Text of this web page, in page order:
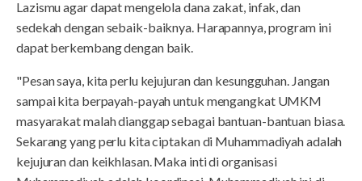
Lazismu agar dapat mengelola dana zakat, infak, dan
sedekah dengan sebaik-baiknya. Harapannya, program ini
dapat berkembang dengan baik.
"Pesan saya, kita perlu kejujuran dan kesungguhan. Jangan
sampai kita berpayah-payah untuk mengangkat UMKM
masyarakat malah dianggap sebagai bantuan-bantuan biasa.
Sekarang yang perlu kita ciptakan di Muhammadiyah adalah
kejujuran dan keikhlasan. Maka inti di organisasi